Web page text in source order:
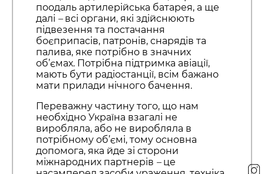
поодаль артилерійська батарея, а ще
далі –всі органи, які здійснюють
підвезення та постачання
боєприпасів, патронів, снарядів та
палива, яке потрібно в значних
об’ємах. Потрібна підтримка авіації,
мають бути радіостанції, всім бажано
мати прилади нічного бачення.
Переважну частину того, що нам
необхідно Україна взагалі не
виробляла, або не виробляла в
потрібному об’ємі, тому основна
допомога, яка йде зі сторони
міжнародних партнерів –це